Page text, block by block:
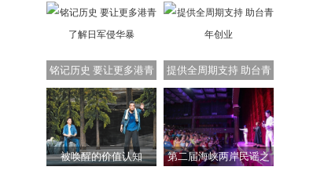
铭记历史 要让更多港青
了解日军侵华暴
提供全周期支持 助台青
年创业
被唤醒的价值认知
第二届海峡两岸民谣之